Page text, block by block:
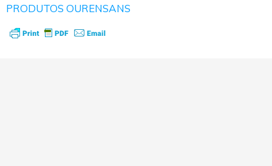
PRODUTOS OURENSANS